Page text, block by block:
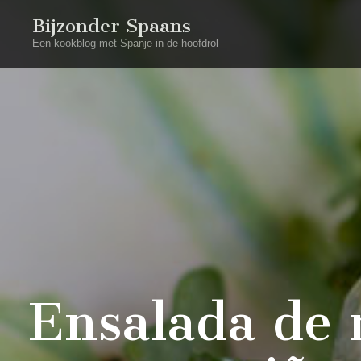
Bijzonder Spaans
Een kookblog met Spanje in de hoofdrol
Ensalada de